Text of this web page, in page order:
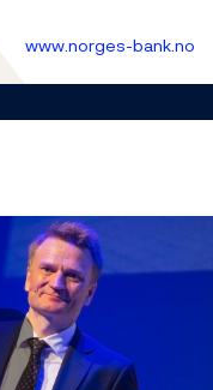
www.norges-bank.no